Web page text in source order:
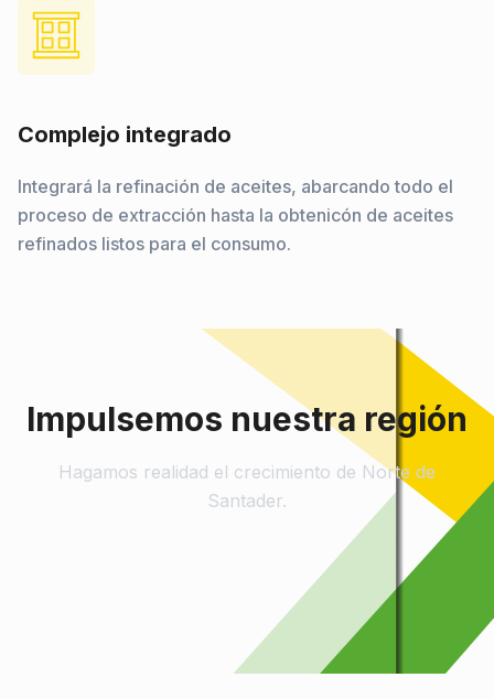
Complejo integrado
Integrará la refinación de aceites, abarcando todo el
proceso de extracción hasta la obtenicón de aceites
refinados listos para el consumo.
Impulsemos nuestra región
Hagamos realidad el crecimiento de Norte de
Santader.